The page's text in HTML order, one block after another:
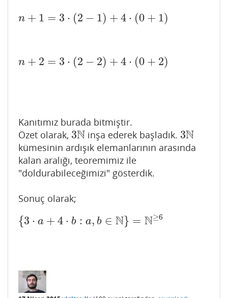
n + 1 = 3 ⋅ (2 − 1) + 4 ⋅ (0 + 1)
n +1= 3⋅( 2− 1)+ 4⋅(0+ 1
n + 2 = 3 ⋅ (2 − 2) + 4 ⋅ (0 + 2)
n +2= 3⋅( 2− 2)+ 4⋅(0+ 2
Kanıtımız burada bitmiştir.
Özet olarak, 3N
3N inşa ederek başladık. 3N
3N
kümesinin ardışık elemanlarının arasında
kalan aralığı, teoremimiz ile
"doldurabileceğimizi" gösterdik.
Sonuç olarak;
{3 ⋅ a + 4 ⋅ b : a, b ∈ N} = N≥6
{3⋅ a+4⋅b: a,b ∈ N} =N≥ 6